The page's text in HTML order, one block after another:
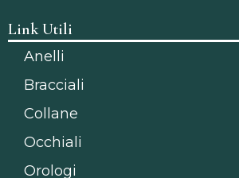
Link Utili
Anelli
Bracciali
Collane
Occhiali
Orologi